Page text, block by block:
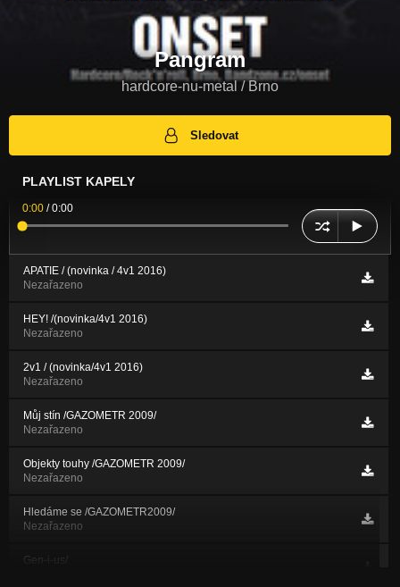
Pangram
hardcore-nu-metal / Brno
Sledovat
PLAYLIST KAPELY
0:00 /0:00
APATIE / (novinka / 4v1 2016)
Nezařazeno
HEY! /(novinka/4v1 2016)
Nezařazeno
2v1 / (novinka/4v1 2016)
Nezařazeno
Můj stín /GAZOMETR 2009/
Nezařazeno
Objekty touhy /GAZOMETR 2009/
Nezařazeno
Hledáme se /GAZOMETR2009/
Nezařazeno
Gen-i-us/